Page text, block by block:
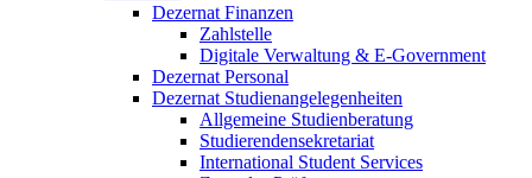
Dezernat Finanzen
Zahlstelle
Digitale Verwaltung & E-Government
Dezernat Personal
Dezernat Studienangelegenheiten
Allgemeine Studienberatung
Studierendensekretariat
International Student Services